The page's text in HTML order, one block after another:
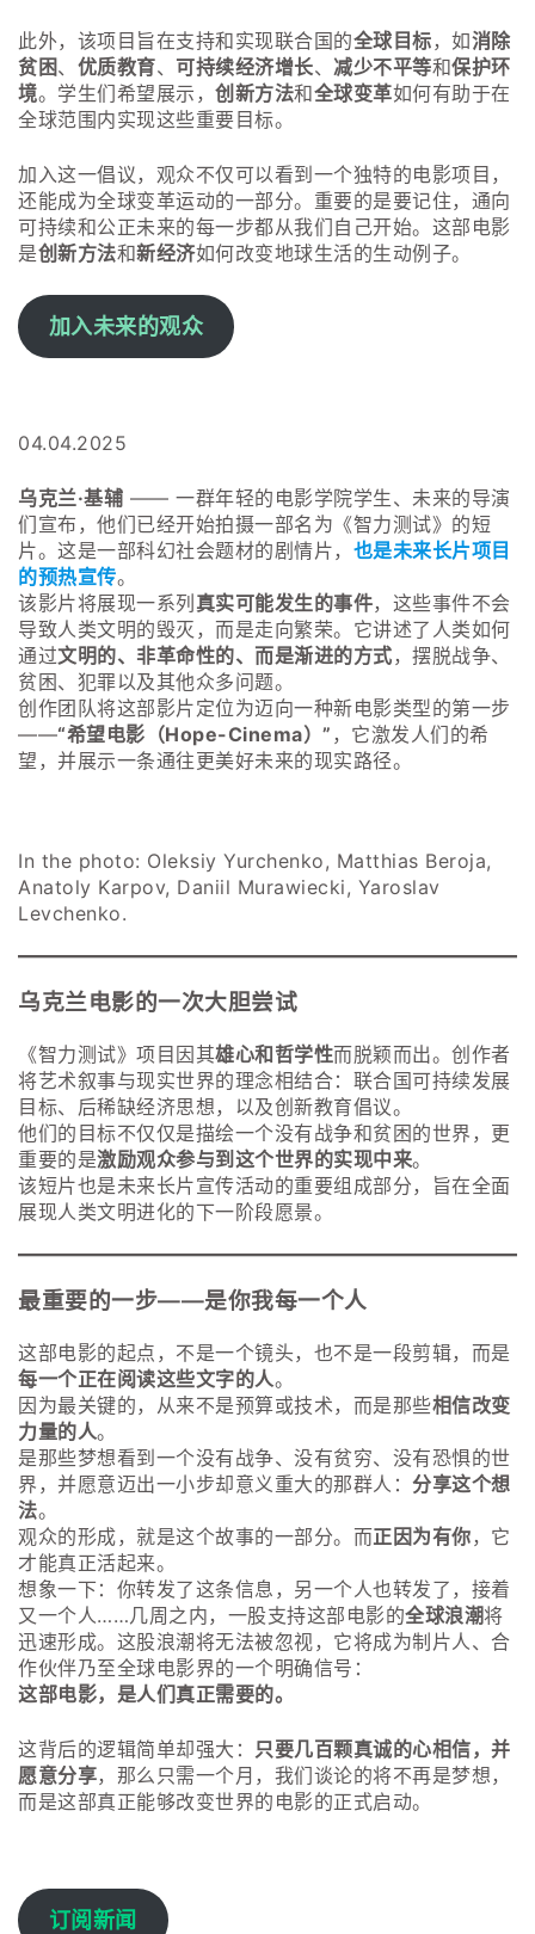
此外，该项目旨在支持和实现联合国的全球目标 ，如消除
贫困、 优质教育、 可持续经济增长、 减少不平等和保护环
境。学生们希望展示， 创新方法和全球变革如何有助于在
全球范围内实现这些重要目标。
加入这一倡议，观众不仅可以看到一个独特的电影项目，
还能成为全球变革运动的一部分。重要的是要记住，通向
可持续和公正未来的每一步都从我们自己开始。这部电影
是创新方法和新经济如何改变地球生活的生动例子。
加入未来的观众
04.04.2025
乌克兰·基辅 —— 一群年轻的电影学院学生、未来的导演
们宣布，他们已经开始拍摄一部名为《智力测试》的短
片。这是一部科幻社会题材的剧情片， 也是未来长片项目
的预热宣传。
该影片将展现一系列 真实可能发生的事件，这些事件不会
导致人类文明的毁灭，而是走向繁荣。它讲述了人类如何
通过文明的、非革命性的、而是渐进的方式 ，摆脱战争、
贫困、犯罪以及其他众多问题。
创作团队将这部影片定位为迈向一种新电影类型的第一步
——“希望电影（Hope-Cinema）” ，它激发人们的希
望，并展示一条通往更美好未来的现实路径。
In the photo: Oleksiy Yurchenko, Matthias Beroja,
Anatoly Karpov, Daniil Murawiecki, Yaroslav
Levchenko.
乌克兰电影的一次大胆尝试
《智力测试》项目因其雄心和哲学性而脱颖而出。创作者
将艺术叙事与现实世界的理念相结合：联合国可持续发展
目标、后稀缺经济思想，以及创新教育倡议。
他们的目标不仅仅是描绘一个没有战争和贫困的世界，更
重要的是激励观众参与到这个世界的实现中来。
该短片也是未来长片宣传活动的重要组成部分，旨在全面
展现人类文明进化的下一阶段愿景。
最重要的一步——是你我每一个人
这部电影的起点，不是一个镜头，也不是一段剪辑，而是
每一个正在阅读这些文字的人。
因为最关键的，从来不是预算或技术，而是那些相信改变
力量的人。
是那些梦想看到一个没有战争、没有贫穷、没有恐惧的世
界，并愿意迈出一小步却意义重大的那群人： 分享这个想
法。
观众的形成，就是这个故事的一部分。而正因为有你 ，它
才能真正活起来。
想象一下：你转发了这条信息，另一个人也转发了，接着
又一个人……几周之内，一股支持这部电影的全球浪潮将
迅速形成。这股浪潮将无法被忽视，它将成为制片人、合
作伙伴乃至全球电影界的一个明确信号：
这部电影，是人们真正需要的。
这背后的逻辑简单却强大： 只要几百颗真诚的心相信，并
愿意分享，那么只需一个月，我们谈论的将不再是梦想，
而是这部真正能够改变世界的电影的正式启动。
订阅新闻